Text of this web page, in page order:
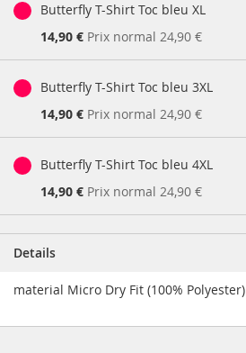
Butterfly T-Shirt Toc bleu XL
Prix
14,90 € Prix normal 24,90 €
Butterfly T-Shirt Toc bleu 3XL
Prix
14,90 € Prix normal 24,90 €
Butterfly T-Shirt Toc bleu 4XL
Prix
14,90 € Prix normal 24,90 €
Details
material Micro Dry Fit (100% Polyester)